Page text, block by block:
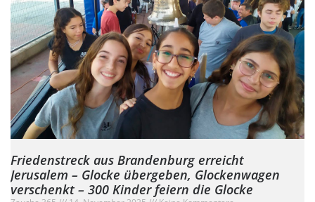
Friedenstreck aus Brandenburg erreicht
Jerusalem – Glocke übergeben, Glockenwagen
verschenkt – 300 Kinder feiern die Glocke